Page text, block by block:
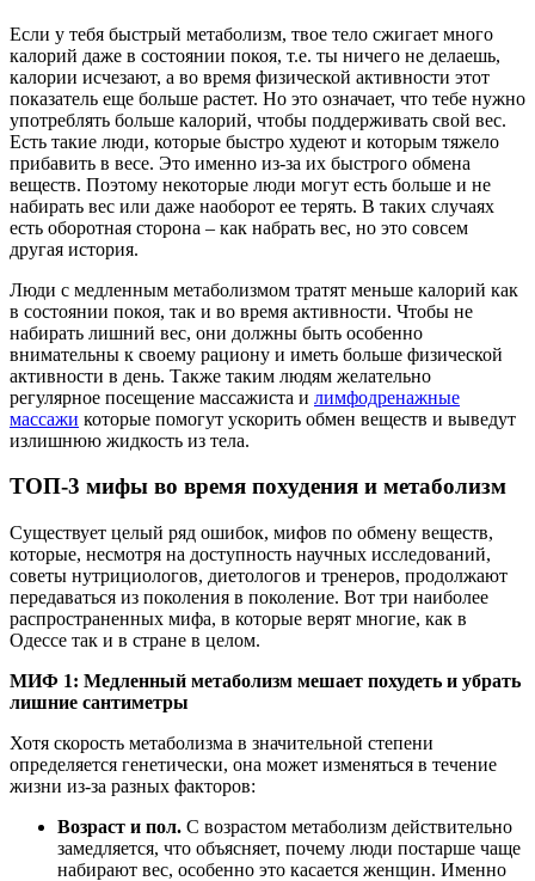
Если у тебя быстрый метаболизм, твое тело сжигает много
калорий даже в состоянии покоя, т.е. ты ничего не делаешь,
калории исчезают, а во время физической активности этот
показатель еще больше растет. Но это означает, что тебе нужно
употреблять больше калорий, чтобы поддерживать свой вес.
Есть такие люди, которые быстро худеют и которым тяжело
прибавить в весе. Это именно из-за их быстрого обмена
веществ. Поэтому некоторые люди могут есть больше и не
набирать вес или даже наоборот ее терять. В таких случаях
есть оборотная сторона – как набрать вес, но это совсем
другая история.
Люди с медленным метаболизмом тратят меньше калорий как
в состоянии покоя, так и во время активности. Чтобы не
набирать лишний вес, они должны быть особенно
внимательны к своему рациону и иметь больше физической
активности в день. Также таким людям желательно
регулярное посещение массажиста и лимфодренажные
массажи которые помогут ускорить обмен веществ и выведут
излишнюю жидкость из тела.
ТОП-3 мифы во время похудения и метаболизм
Существует целый ряд ошибок, мифов по обмену веществ,
которые, несмотря на доступность научных исследований,
советы нутрициологов, диетологов и тренеров, продолжают
передаваться из поколения в поколение. Вот три наиболее
распространенных мифа, в которые верят многие, как в
Одессе так и в стране в целом.
МИФ 1: Медленный метаболизм мешает похудеть и убрать
лишние сантиметры
Хотя скорость метаболизма в значительной степени
определяется генетически, она может изменяться в течение
жизни из-за разных факторов:
Возраст и пол. С возрастом метаболизм действительно
замедляется, что объясняет, почему люди постарше чаще
набирают вес, особенно это касается женщин. Именно